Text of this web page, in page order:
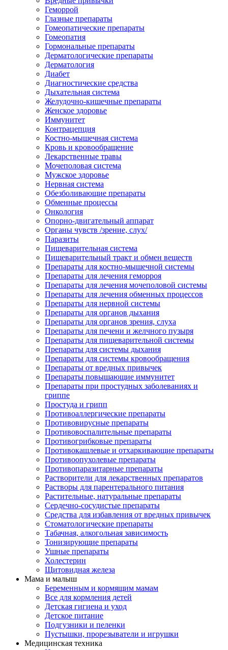
Геморрой
Глазные препараты
Гомеопатические препараты
Гомеопатия
Гормональные препараты
Дерматологические препараты
Дерматология
Диабет
Диагностические средства
Дыхательная система
Желудочно-кишечные препараты
Женское здоровье
Иммунитет
Контрацепция
Костно-мышечная система
Кровь и кровообращение
Лекарственные травы
Мочеполовая система
Мужское здоровье
Нервная система
Обезболивающие препараты
Обменные процессы
Онкология
Опорно-двигательный аппарат
Органы чувств /зрение, слух/
Паразиты
Пищеварительная система
Пищеварительный тракт и обмен веществ
Препараты для костно-мышечной системы
Препараты для лечения геморроя
Препараты для лечения мочеполовой системы
Препараты для лечения обменных процессов
Препараты для нервной системы
Препараты для органов дыхания
Препараты для органов зрения, слуха
Препараты для печени и желчного пузыря
Препараты для пищеварительной системы
Препараты для системы дыхания
Препараты для системы кровообращения
Препараты от вредных привычек
Препараты повышающие иммунитет
Препараты при простудных заболеваниях и
гриппе
Простуда и грипп
Противоаллергические препараты
Противовирусные препараты
Противовоспалительные препараты
Противогрибковые препараты
Противокашлевые и отхаркивающие препараты
Противоопухолевые препараты
Противопаразитарные препараты
Растворители для лекарственных препаратов
Растворы для парентерального питания
Растительные, натуральные препараты
Сердечно-сосудистые препараты
Средства для избавления от вредных привычек
Стоматологические препараты
Табачная, алкогольная зависимость
Тонизирующие препараты
Ушные препараты
Холестерин
Щитовидная железа
Мама и малыш
Беременным и кормящим мамам
Все для кормления детей
Детская гигиена и уход
Детское питание
Подгузники и пеленки
Пустышки, прорезыватели и игрушки
Медицинская техника